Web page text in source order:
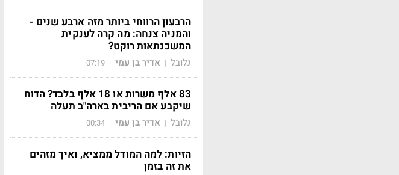
הרבעון הרווחי ביותר מזה ארבע שנים -
והמניה צנחה: מה קרה לענקית
המשכנתאות רוקט?
גלובל | אדיר בן עמי |
07:19
83 אלף משרות או 18 אלף בלבד? הדוח
שיקבע אם הריבית בארה"ב תעלה
גלובל | אדיר בן עמי |
00:34
הזיות: למה המודל ממציא, ואיך מזהים
את זה בזמן